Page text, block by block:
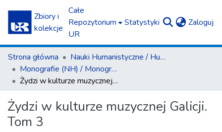
Zbiory i
kolekcje
Całe
Repozytorium
UR
Statystyki Zaloguj
Strona główna
Nauki Humanistyczne / Humanities
Monografie (NH) / Monographs (H)
Żydzi w kulturze muzycznej Galicji. Tom 3
Żydzi w kulturze muzycznej Galicji.
Tom 3